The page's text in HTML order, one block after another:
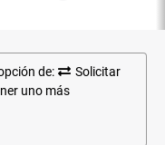
de:
Solicitar
uno más